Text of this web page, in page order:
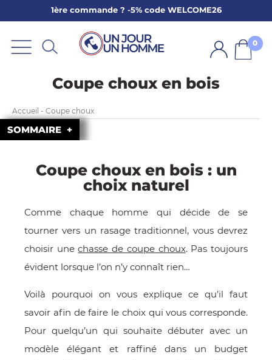
1ère commande ? -5% code WELCOME26
0
LA BARBE
Coupe choux en bois
Accueil - Coupe choux
SOMMAIRE
Coupe choux en bois : un
choix naturel
Comme chaque homme qui décide de se
tourner vers un rasage traditionnel, vous devrez
choisir unechasse de coupe choux. Pas toujours
évident lorsque l’on n’y connaît rien…
Voilà pourquoi on vous explique ce qu’il faut
savoir afin de faire le choix qui vous corresponde.
Pour quelqu’un qui souhaite débuter avec un
modèle élégant et raffiné dans un budget